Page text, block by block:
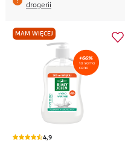
drogerii
MAM WIĘCEJ
4,9